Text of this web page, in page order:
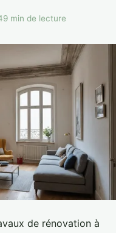
9 min de lecture
de rénovation à